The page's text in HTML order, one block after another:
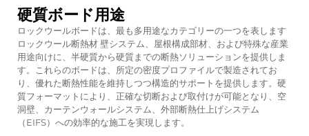
硬質ボード用途
ロックウールボードは、最も多用途なカテゴリーの一つを表します
ロックウール断熱材壁システム、屋根構成部材、および特殊な産業
用途向けに、半硬質から硬質までの断熱ソリューションを提供しま
す。これらのボードは、所定の密度プロファイルで製造されてお
り、優れた断熱性能を維持しつつ構造的サポートを提供します。硬
質フォーマットにより、正確な切断および取付けが可能となり、空
洞壁、カーテンウォールシステム、外部断熱仕上げシステム
（EIFS）への効率的な施工を実現します。